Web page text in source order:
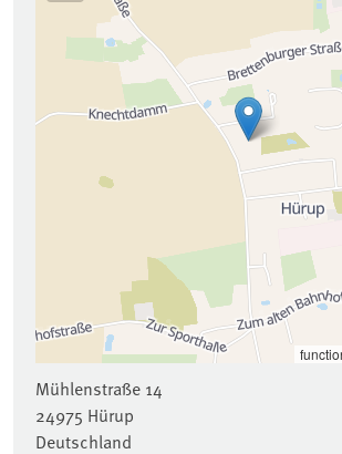
Mühlenstraße 14
24975 Hürup
Deutschland